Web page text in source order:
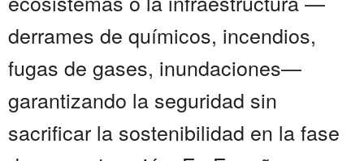
derrames de químicos, incendios,
fugas de gases, inundaciones—
garantizando la seguridad sin
sacrificar la sostenibilidad en la fase